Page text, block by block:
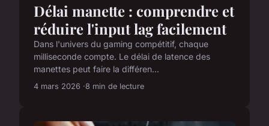
Délai manette : comprendre et
réduire l'input lag facilement
Dans l'univers du gaming compétitif, chaque
milliseconde compte. Le délai de latence des
manettes peut faire la différen...
4 mars 2026 8 min de lecture